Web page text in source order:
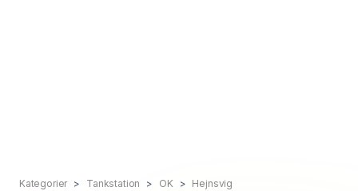
Kategorier Tankstation OK
Hejnsvig